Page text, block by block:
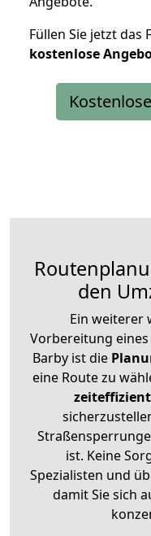
Füllen Sie jetzt das
kostenlose
den
Ein weiterer
Vorbereitung
Barby ist die
eine Route zu
zeiteffizient
ist. Keine
Spezialisten und
damit Sie sich